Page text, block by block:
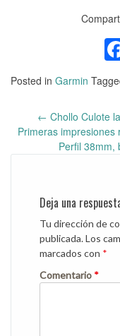
Posted in Garmin
Post
navigation
← Chollo Culote
Primeras
Perfil 38mm,
Deja una
Tu dirección de
publicada.Los
marcados con *
Comentario *